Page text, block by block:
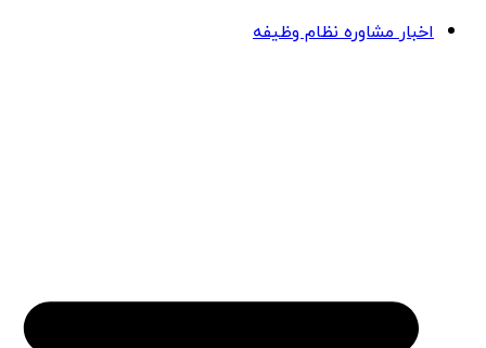
اخبار مشاوره نظام وظیفه